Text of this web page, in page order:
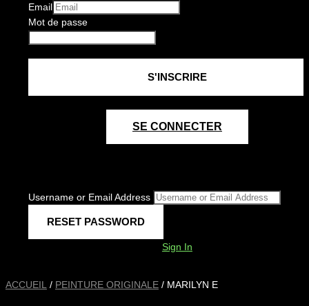
Email
Mot de passe
SE CONNECTER
Username or Email Address
Sign In
ACCUEIL / PEINTURE ORIGINALE / MARILYN E